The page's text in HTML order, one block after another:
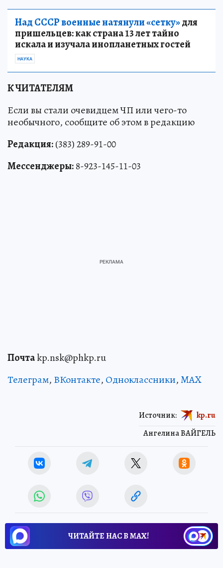
Над СССР военные натянули «сетку»для
пришельцев: как страна 13 лет тайно
искала и изучала инопланетных гостей
НАУКА
К ЧИТАТЕЛЯМ
Если вы стали очевидцем ЧП или чего-то
необычного, сообщите об этом в редакцию
Редакция:(383) 289-91-00
Мессенджеры:8-923-145-11-03
Почтаkp.nsk@phkp.ru
Телеграм, ВКонтакте, Одноклассники,MAX
Ангелина ВАЙГЕЛЬ
Источник: kp.ru
ЧИТАЙТЕ НАС В МАХ!